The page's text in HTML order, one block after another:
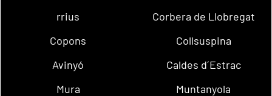
rrius
Corbera de Llobregat
Copons
Collsuspina
Avinyó
Caldes d´Estrac
Mura
Muntanyola